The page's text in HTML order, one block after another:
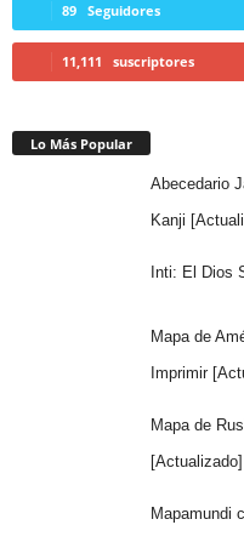
89 Seguidores
11,111 suscriptores
Lo Más Popular
Abecedario
Kanji
Inti: El Dios
Mapa de
Imprimir
Mapa de
[Actualizado]
Mapamundi